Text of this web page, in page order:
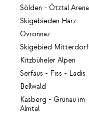
Sölden - Ötztal Arena
Skigebieden Harz
Ovronnaz
Skigebied Mitterdorf
Kitzbüheler Alpen
Serfaus - Fiss - Ladis
Bellwald
Kasberg - Grünau im
Almtal